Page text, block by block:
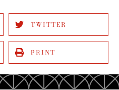
TWITTER
PRINT